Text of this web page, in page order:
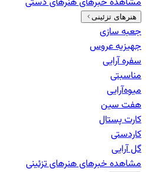
هنرهای تزئینی
جعبه سازی
جهیزیه عروس
سفره آرایی
مناسبتی
میوه‌آرایی
هفت سین
کارت پستال
کاردستی
گل آرایی
مشاهده خبرهایهنرهای تزئینی